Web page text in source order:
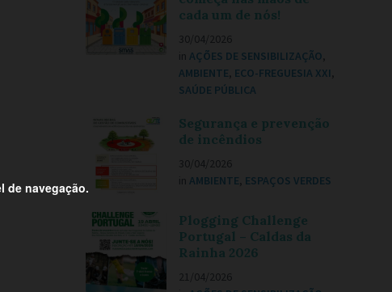
cada um de nós!
30/04/2026
inAÇÕES DE SENSIBILIZAÇÃO,
AMBIENTE, ECO-FREGUESIA XXI ,
SAÚDE PÚBLICA
Segurança e prevenção
de incêndios
30/04/2026
inAMBIENTE, ESPAÇOS VERDES
Plogging Challenge
Portugal – Caldas da
Rainha 2026
21/04/2026
de navegação.